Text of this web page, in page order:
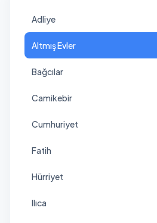
Adliye
Altmış Evler
Bağcılar
Camikebir
Cumhuriyet
Fatih
Hürriyet
Ilıca